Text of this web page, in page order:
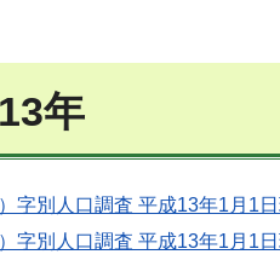
年
字別人口調査 平成13年1月1
字別人口調査 平成13年1月1